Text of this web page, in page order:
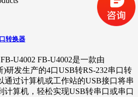
转换器
U4002 FB-U4002是一款由
)研发生产的4口USB转RS-232串口转
通过计算机或工作站的USB接口将串
计算机，轻松实现USB转串口或串口